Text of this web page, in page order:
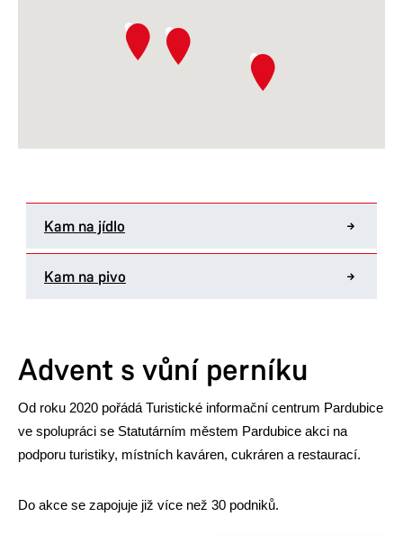
Kam na jídlo
Kam na pivo
Advent s vůní perníku
Od roku 2020 pořádá Turistické informační centrum Pardubice
ve spolupráci se Statutárním městem Pardubice akci na
podporu turistiky, místních kaváren, cukráren a restaurací.
Do akce se zapojuje již více než 30 podniků.